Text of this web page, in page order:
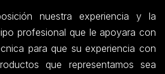
nuestra experiencia y la
profesional que le apoyara con
para que su experiencia con
que representamos sea